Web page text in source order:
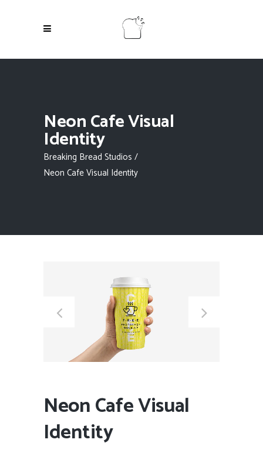
Neon Cafe Visual
Identity
Breaking Bread Studios /
Neon Cafe Visual Identity
Neon Cafe Visual
Identity